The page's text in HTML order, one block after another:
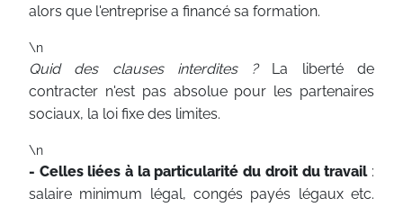
alors que l'entreprise a financé sa formation.
\n
Quid des clauses interdites ?La liberté de
contracter n'est pas absolue pour les partenaires
sociaux, la loi fixe des limites.
\n
- Celles liées à la particularité du droit du travail :
salaire minimum légal, congés payés légaux etc.